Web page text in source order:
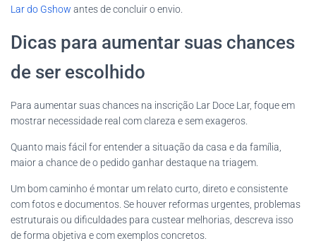
Lar do Gshow antes de concluir o envio.
Dicas para aumentar suas chances
de ser escolhido
Para aumentar suas chances na inscrição Lar Doce Lar, foque em
mostrar necessidade real com clareza e sem exageros.
Quanto mais fácil for entender a situação da casa e da família,
maior a chance de o pedido ganhar destaque na triagem.
Um bom caminho é montar um relato curto, direto e consistente
com fotos e documentos. Se houver reformas urgentes, problemas
estruturais ou dificuldades para custear melhorias, descreva isso
de forma objetiva e com exemplos concretos.